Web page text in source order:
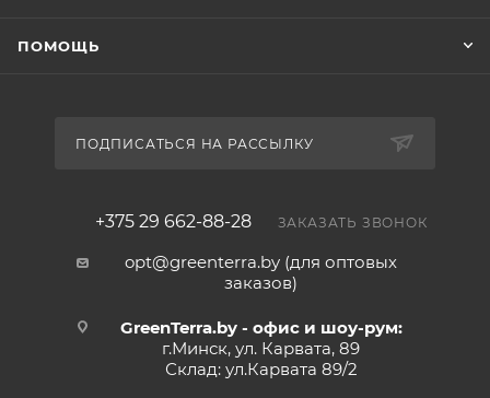
ПОМОЩЬ
ПОДПИСАТЬСЯ НА РАССЫЛКУ
+375 29 662-88-28 ЗАКАЗАТЬ ЗВОНОК
opt@greenterra.by (для оптовых
заказов)
GreenTerra.by - офис и шоу-рум:
г.Минск, ул. Карвата, 89
Склад: ул.Карвата 89/2